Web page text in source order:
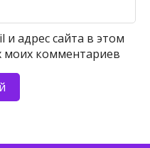
адрес сайта в этом
моих комментариев